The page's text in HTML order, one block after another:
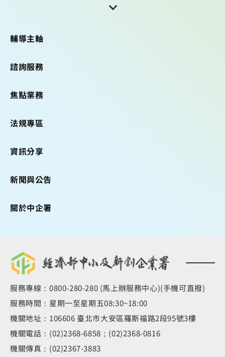
輔導主軸
諮詢服務
焦點業務
法規專區
資訊分享
新聞與公告
關於中企署
服務專線：0800-280-280 (馬上辦服務中心)(手機可直撥)
服務時間：星期一至星期五08:30~18:00
機關地址：106606 臺北市大安區羅斯福路2段95號3樓
機關電話：(02)2368-6858；(02)2368-0816
機關傳真：(02)2367-3883